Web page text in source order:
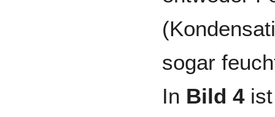
sogar
In Bild 4ist